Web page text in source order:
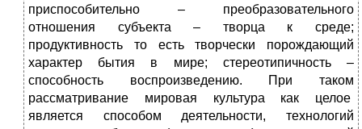
приспособительно – преобразовательного
отношения субъекта – творца к среде;
продуктивность то есть творчески порождающий
характер бытия в мире; стереотипичность –
способность воспроизведению. При таком
рассматривание мировая культура как целое
является способом деятельности, технологий